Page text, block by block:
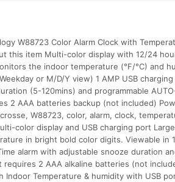
W88723 Color Alarm Clock with
this item Multi-color display with 12/24
the indoor temperature (°F/°C) and
or M/D/Y view) 1 AMP USB
(5-120mins) and programmable
2 AAA batteries backup (not included)
W88723, color, alarm, clock,
color display and USB charging port
in bright bold color digits. Viewable in
alarm with adjustable snooze duration
2 AAA alkaline batteries (not
Indoor Temperature & humidity with USB